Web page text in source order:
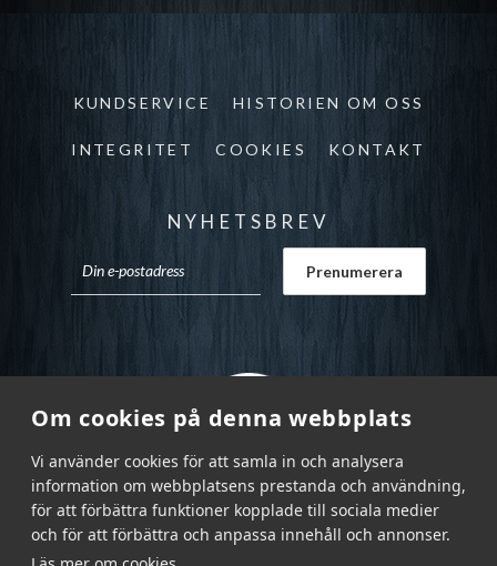
Om cookies på denna webbplats
Vi använder cookies för att samla in och analysera
information om webbplatsens prestanda och användning,
för att förbättra funktioner kopplade till sociala medier
och för att förbättra och anpassa innehåll och annonser.
KUNDSERVICE HISTORIEN OM OSS
INTEGRITET COOKIES KONTAKT
NYHETSBREV